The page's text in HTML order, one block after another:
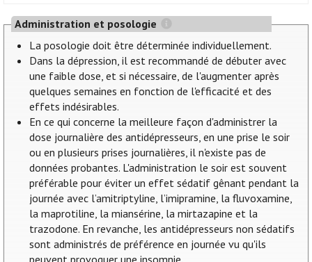
Administration et posologie
La posologie doit être déterminée individuellement.
Dans la dépression, il est recommandé de débuter avec
une faible dose, et si nécessaire, de l'augmenter après
quelques semaines en fonction de l'efficacité et des
effets indésirables.
En ce qui concerne la meilleure façon d'administrer la
dose journalière des antidépresseurs, en une prise le soir
ou en plusieurs prises journalières, il n'existe pas de
données probantes. L'administration le soir est souvent
préférable pour éviter un effet sédatif gênant pendant la
journée avec l’amitriptyline, l’imipramine, la fluvoxamine,
la maprotiline, la miansérine, la mirtazapine et la
trazodone. En revanche, les antidépresseurs non sédatifs
sont administrés de préférence en journée vu qu'ils